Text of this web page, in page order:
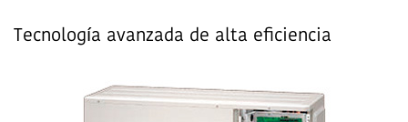
Tecnología avanzada de alta eficiencia